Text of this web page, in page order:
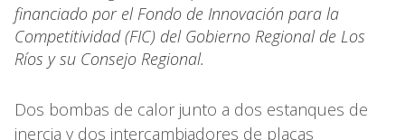
financiado por el Fondo de Innovación para la
Competitividad (FIC) del Gobierno Regional de Los
Ríos y su Consejo Regional.
Dos bombas de calor junto a dos estanques de
inercia y dos intercambiadores de placas